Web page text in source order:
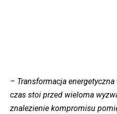
– Transformacja
czas stoi przed wieloma
znalezienie kompromisu